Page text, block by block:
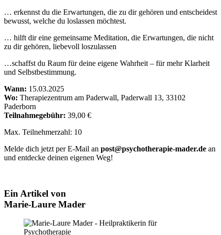
… erkennst du die Erwartungen, die zu dir gehören und entscheidest
bewusst, welche du loslassen möchtest.
… hilft dir eine gemeinsame Meditation, die Erwartungen, die nicht
zu dir gehören, liebevoll loszulassen
…schaffst du Raum für deine eigene Wahrheit – für mehr Klarheit
und Selbstbestimmung.
Wann: 15.03.2025
Wo: Therapiezentrum am Paderwall, Paderwall 13, 33102
Paderborn
Teilnahmegebühr: 39,00 €
Max. Teilnehmerzahl: 10
Melde dich jetzt per E-Mail an post@psychotherapie-mader.de an
und entdecke deinen eigenen Weg!
Ein Artikel von
Marie-Laure Mader